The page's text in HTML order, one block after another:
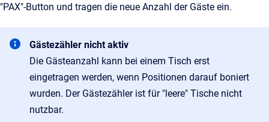
"PAX"-Button und tragen die neue Anzahl der Gäste ein.
Gästezähler nicht aktiv
Die Gästeanzahl kann bei einem Tisch erst
eingetragen werden, wenn Positionen darauf boniert
wurden. Der Gästezähler ist für "leere" Tische nicht
nutzbar.